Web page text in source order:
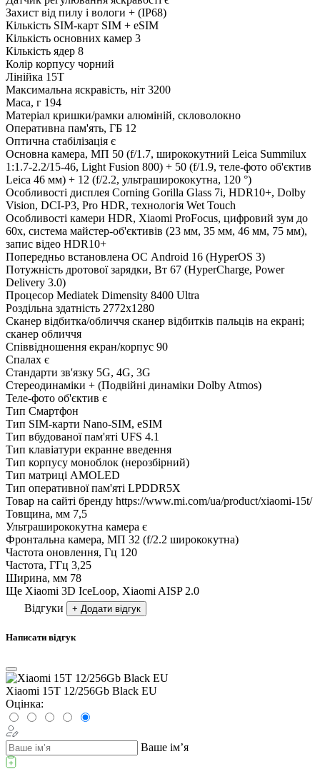
Захист від пилу і вологи + (IP68)
Кількість SIM-карт SIM + eSIM
Кількість основних камер 3
Кількість ядер 8
Колір корпусу чорний
Лінійка 15T
Максимальна яскравість, ніт 3200
Маса, г 194
Матеріал кришки/рамки алюміній, скловолокно
Оперативна пам'ять, ГБ 12
Оптична стабілізація є
Основна камера, МП 50 (f/1.7, ширококутний Leica Summilux
1:1.7-2.2/15-46, Light Fusion 800) + 50 (f/1.9, теле-фото об'єктив
Leica 46 мм) + 12 (f/2.2, ультраширококутна, 120 °)
Особливості дисплея Corning Gorilla Glass 7i, HDR10+, Dolby
Vision, DCI-P3, Pro HDR, технологія Wet Touch
Особливості камери HDR, Xiaomi ProFocus, цифровий зум до
60x, система майстер-об'єктивів (23 мм, 35 мм, 46 мм, 75 мм),
запис відео HDR10+
Попередньо встановлена ОС Android 16 (HyperOS 3)
Потужність дротової зарядки, Вт 67 (HyperCharge, Power
Delivery 3.0)
Процесор Mediatek Dimensity 8400 Ultra
Роздільна здатність 2772x1280
Сканер відбитка/обличчя сканер відбитків пальців на екрані;
сканер обличчя
Співвідношення екран/корпус 90
Спалах є
Стандарти зв'язку 5G, 4G, 3G
Стереодинаміки + (Подвійні динаміки Dolby Atmos)
Теле-фото об'єктив є
Тип Смартфон
Тип SIM-карти Nano-SIM, eSIM
Тип вбудованої пам'яті UFS 4.1
Тип клавіатури екранне введення
Тип корпусу моноблок (нерозбірний)
Тип матриці AMOLED
Тип оперативної пам'яті LPDDR5X
Товар на сайті бренду https://www.mi.com/ua/product/xiaomi-15t/
Товщина, мм 7,5
Ультраширококутна камера є
Фронтальна камера, МП 32 (f/2.2 ширококутна)
Частота оновлення, Гц 120
Частота, ГГц 3,25
Ширина, мм 78
Ще Xiaomi 3D IceLoop, Xiaomi AISP 2.0
Відгуки
+ Додати відгук
Написати відгук
Xiaomi 15T 12/256Gb Black EU
Оцінка:
Ваше ім’я